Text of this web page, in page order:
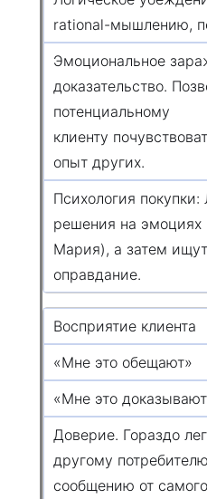
rational-мышлению,
Эмоциональное
доказательство.
потенциальному
клиенту
опыт других.
Психология
решения на эмоциях
Мария), а затем
оправдание.
Восприятие клиента
«Мне это обещают»
«Мне это
Доверие. Гораздо
другому
сообщению от